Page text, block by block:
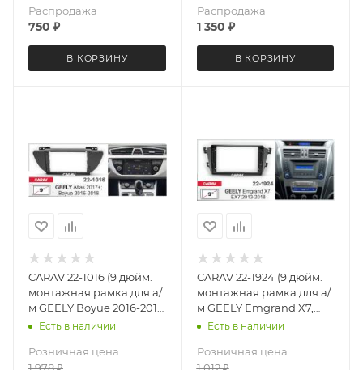
Распродажа
750 ₽
В КОРЗИНУ
Распродажа
1 350 ₽
В КОРЗИНУ
CARAV 22-1016 (9 дюйм.
монтажная рамка для а/
м GEELY Boyue 2016-2018;
Atlas 2017+
Есть в наличии
Розничная цена
CARAV 22-1924 (9 дюйм.
монтажная рамка для а/
м GEELY Emgrand X7,
EX7 2013-2018
Есть в наличии
Розничная цена